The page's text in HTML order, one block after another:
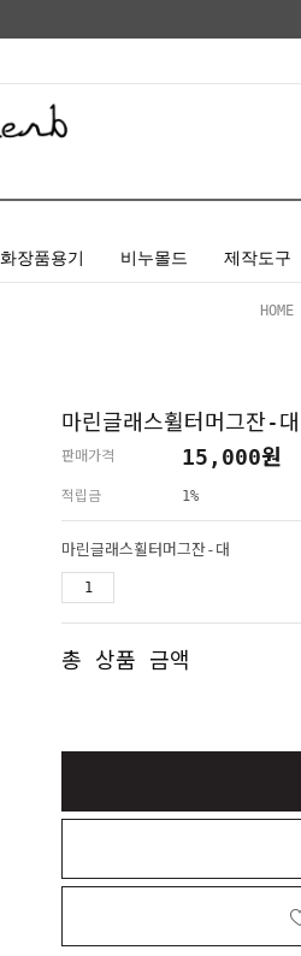
화장품용기 비누몰드 제작도구
HOME
마린글래스휠터머그잔-대
판매가격 15,000원
적립금 1%
마린글래스휠터머그잔-대
총 상품 금액